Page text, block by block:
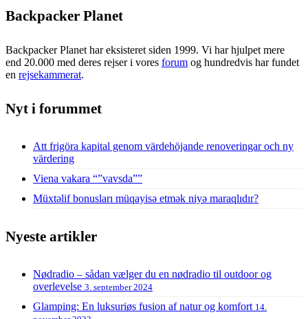
Backpacker Planet
Backpacker Planet har eksisteret siden 1999. Vi har hjulpet mere
end 20.000 med deres rejser i vores forum og hundredvis har fundet
en rejsekammerat.
Nyt i forummet
Att frigöra kapital genom värdehöjande renoveringar och ny
värdering
Viena vakara “”vavsda””
Müxtəlif bonusları müqayisə etmək niyə maraqlıdır?
Nyeste artikler
Nødradio – sådan vælger du en nødradio til outdoor og
overlevelse 3. september 2024
Glamping: En luksuriøs fusion af natur og komfort 14.